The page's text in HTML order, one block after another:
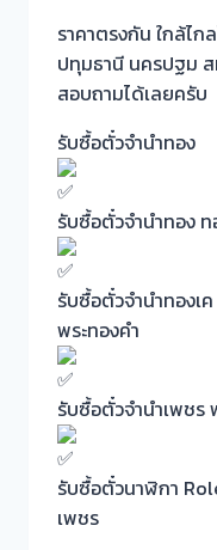
ราคาตรงกัน ใกล้ไ
ปทุมธานี นครปฐม
สอบถามได้เลยครับ
รับซื้อตั๋วจำนำทอง
รับซื้อตั๋วจำนำทอง
รับซื้อตั๋วจำนำทองเ
พระทองคำ
รับซื้อตั๋วจำนำเพชร
รับซื้อตั๋วนาฬิกา
เพชร